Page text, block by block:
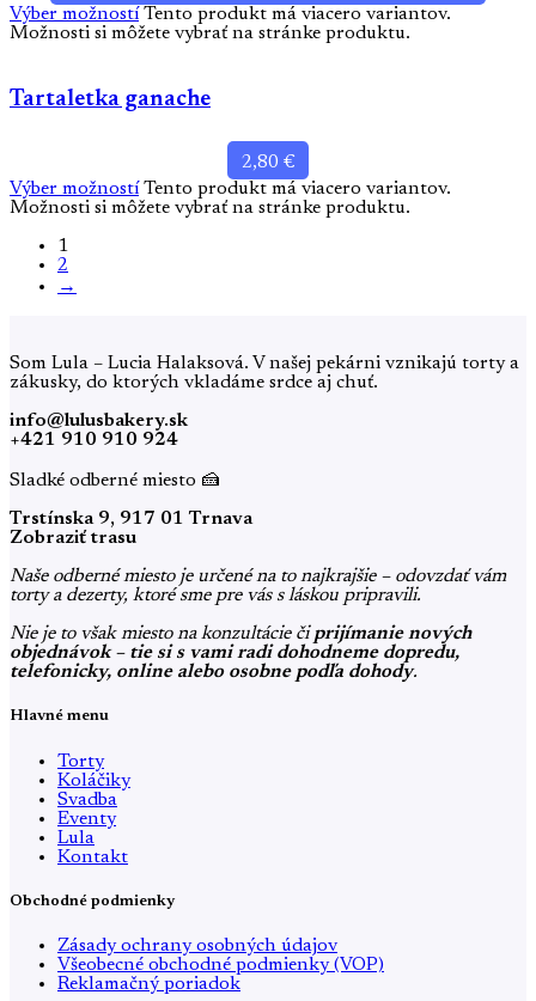
Výber možností Tento produkt má viacero variantov.
Možnosti si môžete vybrať na stránke produktu.
Tartaletka ganache
2,80 €
Výber možností Tento produkt má viacero variantov.
Možnosti si môžete vybrať na stránke produktu.
1
2
→
Som Lula – Lucia Halaksová. V našej pekárni vznikajú torty a
zákusky, do ktorých vkladáme srdce aj chuť.
info@lulusbakery.sk
+421 910 910 924
Sladké odberné miesto 🍰
Trstínska 9, 917 01 Trnava
Zobraziť trasu
Naše odberné miesto je určené na to najkrajšie – odovzdať vám
torty a dezerty, ktoré sme pre vás s láskou pripravili.
Nie je to však miesto na konzultácie čiprijímanie nových
objednávok – tie si s vami radi dohodneme dopredu,
telefonicky, online alebo osobne podľa dohody.
Hlavné menu
Torty
Koláčiky
Svadba
Eventy
Lula
Kontakt
Obchodné podmienky
Zásady ochrany osobných údajov
Všeobecné obchodné podmienky (VOP)
Reklamačný poriadok